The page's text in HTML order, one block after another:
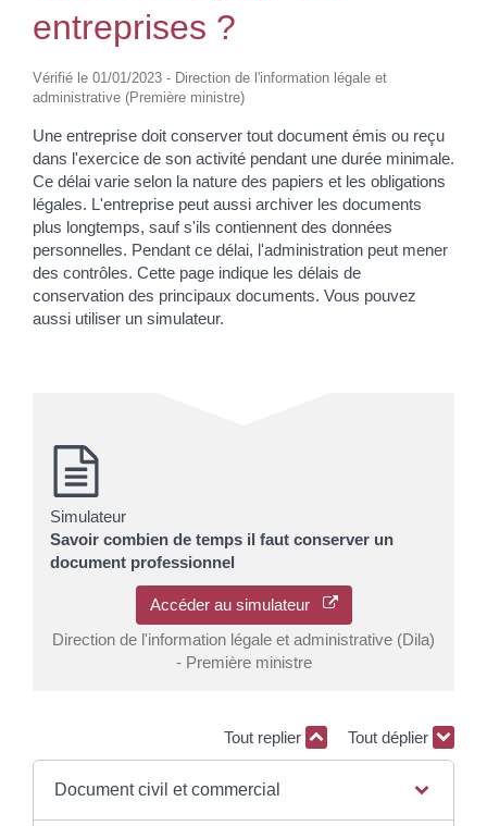
entreprises ?
Vérifié le 01/01/2023 - Direction de l'information légale et
administrative (Première ministre)
Une entreprise doit conserver tout document émis ou reçu
dans l'exercice de son activité pendant une durée minimale.
Ce délai varie selon la nature des papiers et les obligations
légales. L'entreprise peut aussi archiver les documents
plus longtemps, sauf s'ils contiennent des données
personnelles. Pendant ce délai, l'administration peut mener
des contrôles. Cette page indique les délais de
conservation des principaux documents. Vous pouvez
aussi utiliser un simulateur.
Simulateur
Savoir combien de temps il faut conserver un
document professionnel
Accéder au simulateur
Direction de l'information légale et administrative (Dila)
- Première ministre
Tout replier Tout déplier
Document civil et commercial